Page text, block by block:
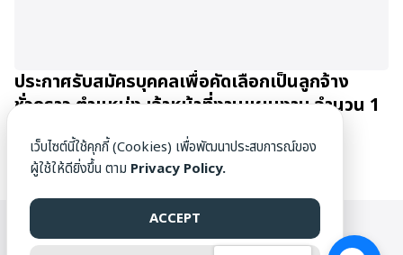
ประกาศรับสมัครบุคคลเพื่อคัดเลือกเป็นลูกจ้าง
ชั่วคราว ตำแหน่ง เจ้าหน้าที่งานแผนงาน จำนวน 1
07/05/2025
WWW.DAMRONG.AC.TH ©[1976] ALL RIGHTS RESERVED.
เว็บไซต์นี้ใช้คุกกี้ (Cookies) เพื่อพัฒนาประสบการณ์ของ
ผู้ใช้ให้ดียิ่งขึ้น ตาม Privacy Policy.
ACCEPT